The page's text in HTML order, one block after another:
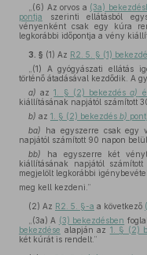
„(6) Az orvos a (3a)
pontja szerinti ellátásból
vényenként csak egy kúra
legkorábbi időpontja a vény
3. § (1) Az R2. 5. § (1)
„(1) A gyógyászati ellátás
történő átadásával kezdődik. A
a) az1. § (2) bekezdésa)
kiállításának napjától számított
b) az 1. § (2) bekezdés b)
ba) ha egyszerre csak egy
napjától számított 90 napon belül,
bb) ha egyszerre két
kiállításának napjától
megjelölt legkorábbi
meg kell kezdeni.”
(2) Az R2. 5. §-a a következő
„(3a) A (3) bekezdésben
bekezdése alapján az 1. § (2)
két kúrát is rendelt.”